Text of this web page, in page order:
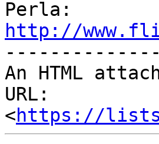
http://
An HTML
URL:
<https://